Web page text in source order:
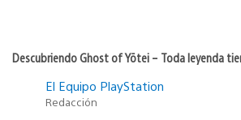
Descubriendo Ghost of Yōtei – Toda leyenda
El Equipo PlayStation
Redacción